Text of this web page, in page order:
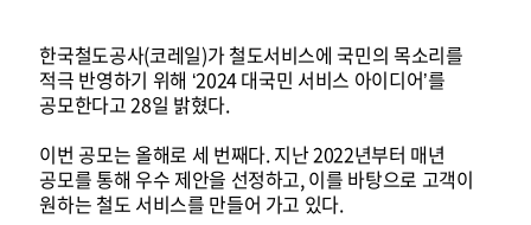
한국철도공사(코레일)가 철도서비스에 국민의 목소리를
적극 반영하기 위해 ‘2024 대국민 서비스 아이디어’를
공모한다고 28일 밝혔다.
이번 공모는 올해로 세 번째다. 지난 2022년부터 매년
공모를 통해 우수 제안을 선정하고, 이를 바탕으로 고객이
원하는 철도 서비스를 만들어 가고 있다.